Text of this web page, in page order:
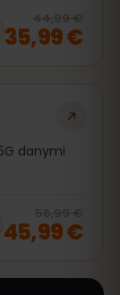
44,99 €
35,99 €
danymi
56,99 €
45,99 €